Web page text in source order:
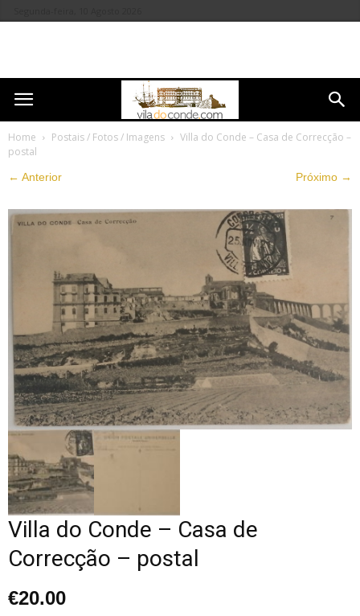
Home Postais / Fotos / Imagens
Villa do Conde – Casa de Correcção –
postal
← Anterior Próximo →
Villa do Conde – Casa de
Correcção – postal
€20.00